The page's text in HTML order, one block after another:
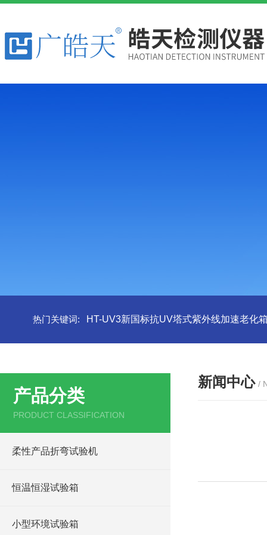
热门关键词: HT-UV3新国标抗UV塔式紫外线加速老化
产品分类
PRODUCT CLASSIFICATION
柔性产品折弯试验机
恒温恒湿试验箱
小型环境试验箱
新闻中心 /